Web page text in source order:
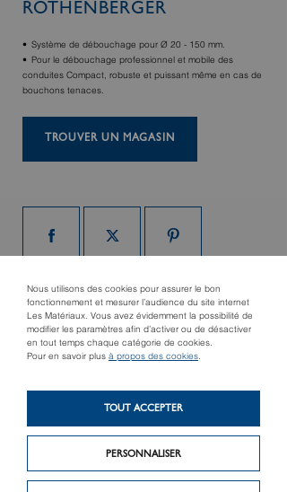
Nous utilisons des cookies pour assurer le bon
fonctionnement et mesurer l’audience du site internet
Les Matériaux. Vous avez évidemment la possibilité de
modifier les paramètres afin d’activer ou de désactiver
en tout temps chaque catégorie de cookies.
Pour en savoir plus à propos des cookies.
PERSONNALISER
TOUT ACCEPTER
ROTHENBERGER
Système de débouchage pour Ø 20 - 150 mm.
Pour le débouchage professionnel et mobile des
conduites Compact, robuste et puissant même en cas de
bouchons tenaces.
TROUVER UN MAGASIN
Produit précédent
Kit connecté
climaticien
Produit suivant
Pompe de contrôle de
précision RP50